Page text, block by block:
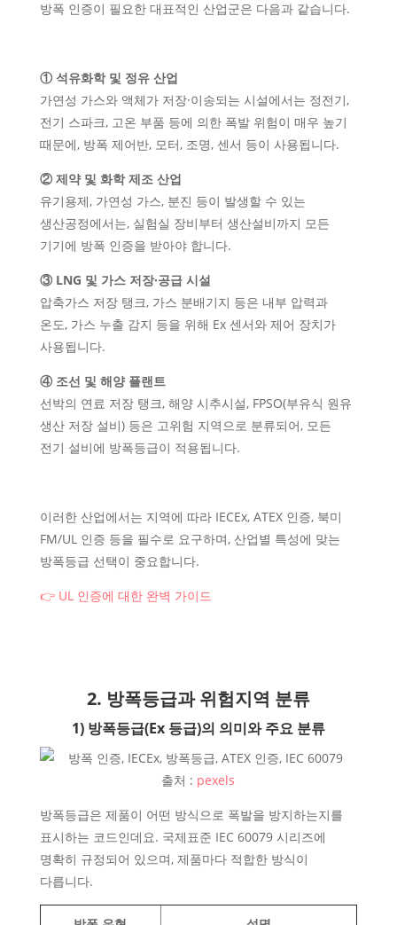
방폭 인증이 필요한 대표적인 산업군은 다음과 같습니다.
① 석유화학 및 정유 산업
가연성 가스와 액체가 저장·이송되는 시설에서는 정전기,
전기 스파크, 고온 부품 등에 의한 폭발 위험이 매우 높기
때문에, 방폭 제어반, 모터, 조명, 센서 등이 사용됩니다.
② 제약 및 화학 제조 산업
유기용제, 가연성 가스, 분진 등이 발생할 수 있는
생산공정에서는, 실험실 장비부터 생산설비까지 모든
기기에 방폭 인증을 받아야 합니다.
③ LNG 및 가스 저장·공급 시설
압축가스 저장 탱크, 가스 분배기지 등은 내부 압력과
온도, 가스 누출 감지 등을 위해 Ex 센서와 제어 장치가
사용됩니다.
④ 조선 및 해양 플랜트
선박의 연료 저장 탱크, 해양 시추시설, FPSO(부유식 원유
생산 저장 설비) 등은 고위험 지역으로 분류되어, 모든
전기 설비에 방폭등급이 적용됩니다.
이러한 산업에서는 지역에 따라 IECEx, ATEX 인증, 북미
FM/UL 인증 등을 필수로 요구하며, 산업별 특성에 맞는
방폭등급 선택이 중요합니다.
👉 UL 인증에 대한 완벽 가이드
2. 방폭등급과 위험지역 분류
1) 방폭등급(Ex 등급)의 의미와 주요 분류
출처 : pexels
방폭등급은 제품이 어떤 방식으로 폭발을 방지하는지를
표시하는 코드인데요. 국제표준 IEC 60079 시리즈에
명확히 규정되어 있으며, 제품마다 적합한 방식이
다릅니다.